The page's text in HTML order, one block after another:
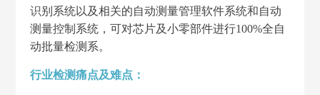
识别系统以及相关的自动测量管理软件系统和自动
测量控制系统，可对芯片及小零部件进行100%全自
动批量检测系。
行业检测痛点及难点：